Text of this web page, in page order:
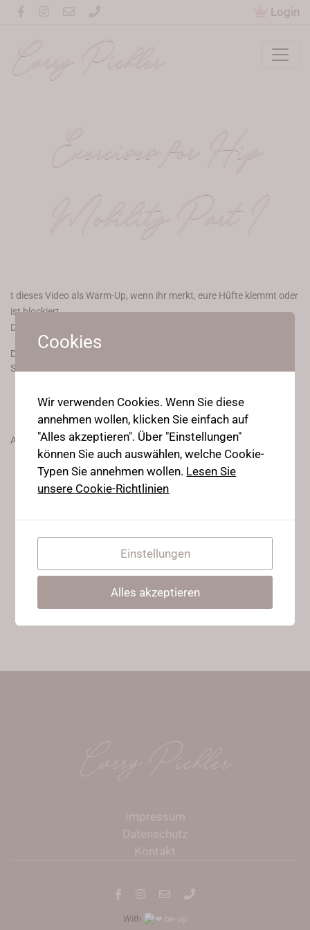
Login
Carry Pichler
Exercises for Hip
Mobility Part I
t dieses Video als Warm-Up, wenn ihr merkt, eure Hüfte klemmt oder
ist blockiert.
Diese Übungen helfen euch bei eurem Middlesplit!
Dieser Inhalt ist nur für Casual Stretch, Stretching Beginners,
Stretching Intermediates, und Strong flexy Ninjas Mitglieder.
Join Now
Already a member?
Hier einloggen
Carry Pichler
Impressum
Datenschutz
Kontakt
With be-up
Cookies
Wir verwenden Cookies. Wenn Sie diese
annehmen wollen, klicken Sie einfach auf
"Alles akzeptieren". Über "Einstellungen"
können Sie auch auswählen, welche Cookie-
Typen Sie annehmen wollen. Lesen Sie
unsere Cookie-Richtlinien
Einstellungen
Alles akzeptieren